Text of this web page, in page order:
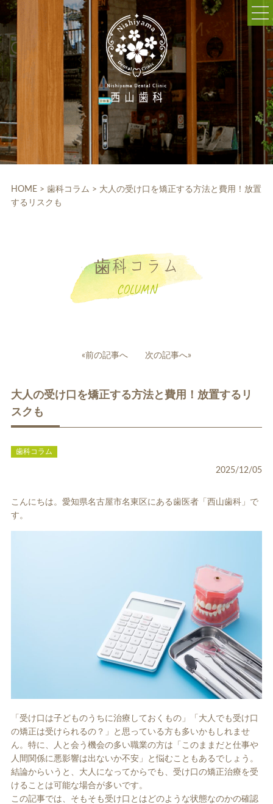
052-703-5225
9:30～12:30/14:00～18:30
休診日:木曜、日曜、祝日
WEB予約
院内設備
ホワイトニング
ホワイトニング料金表
歯周病治療 インプラント
HOME > 歯科コラム > 大人の受け口を矯正する方法と費用！放置
するリスクも
歯科コラム
COLUMN
ビ
«前の記事へ 次の記事へ»
大人の受け口を矯正する方法と費用！放置するリ
スクも
歯科コラム
2025/12/05
こんにちは。愛知県名古屋市名東区にある歯医者「西山歯科」で
す。
「受け口は子どものうちに治療しておくもの」「大人でも受け口
の矯正は受けられるの？」と思っている方も多いかもしれませ
ん。特に、人と会う機会の多い職業の方は「このままだと仕事や
人間関係に悪影響は出ないか不安」と悩むこともあるでしょう。
結論からいうと、大人になってからでも、受け口の矯正治療を受
けることは可能な場合が多いです。
この記事では、そもそも受け口とはどのような状態なのかの確認